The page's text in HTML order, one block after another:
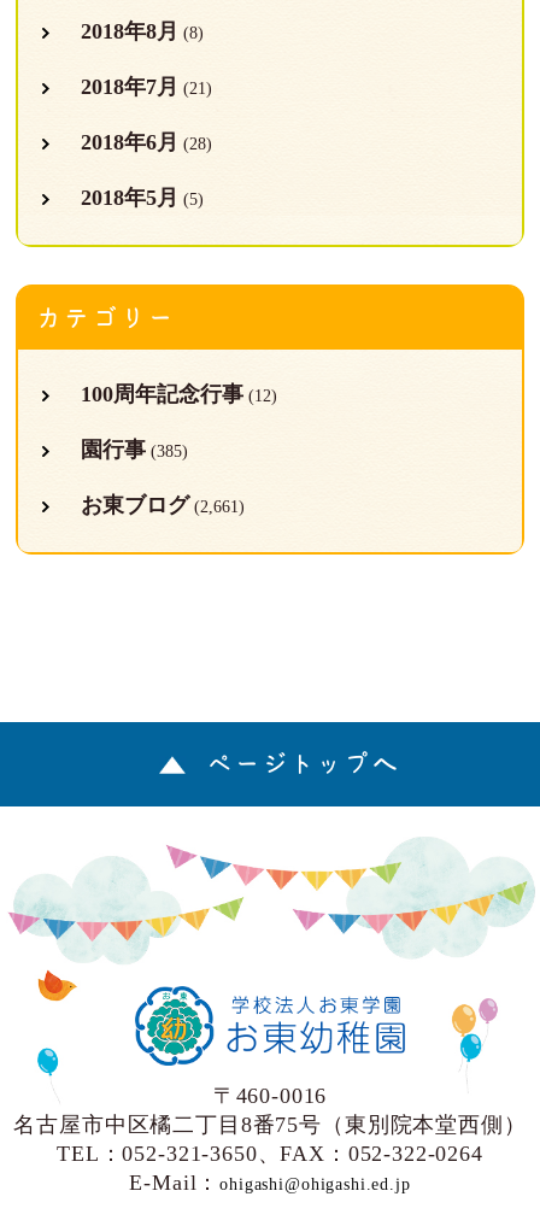
2018年8月 (8)
2018年7月 (21)
2018年6月 (28)
2018年5月 (5)
カテゴリー
100周年記念行事(12)
園行事(385)
お東ブログ (2,661)
ページトップへ
〒460-0016
名古屋市中区橘二丁目8番75号（東別院本堂西側）
TEL：052-321-3650、FAX：052-322-0264
E-Mail：ohigashi@ohigashi.ed.jp